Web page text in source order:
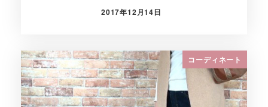
投稿日
2017年12月14日
コーディネート